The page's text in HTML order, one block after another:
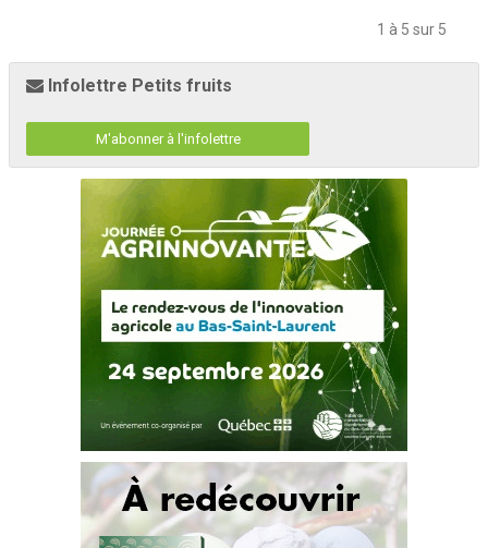
1 à 5 sur 5
Infolettre Petits fruits
M'abonner à l'infolettre